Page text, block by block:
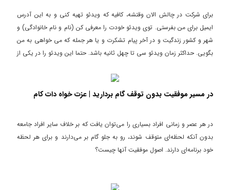
برای شرکت در چالش الان وقتشه، کافیه که ویدئو تهیه کنی و به این آدرس
ایمیل برای من بفرستی. توی ویدئو خودت را معرفی کن (نام و نام خانوادگی) و
شهر و کشور زندگیت و در آخر پیام تشکرت و یا هر جمله که می خواهی به من
بگویی. حداکثر زمان ویدئو سی تا چهل ثانیه باشد. حتما این ویدئو را در یکی از
فیلم برداری بکنی اما اگر نداشتی می توانی با همان گوشی تلفن همراه یا
تبلتت فیلم بگیری. توجه داشته باش که نسخه اصلی فیلم را برای من ایمیل
شما دوستان عزیزی که برایم ویدئو را ارسال می کنید را انتخاب می کنم و به هر
نفر 500 هزارتومان در وبسایت شارژ کیف پول تقدیم می کنم و به حساب
کاربری اون اشخاص این مبلغ اضافه می شود و می توانند برای شرکت در دوره
ارسال کن ، مشتاقانه منتظر دیدنت هستم.
در مسیر موفقیت بدون توقف گام بردارید | عزت خواه دات کام
در هر عصر و زمانی افراد بسیاری را می‌توان یافت که بر خلاف سایر افراد جامعه
بدون آنکه لحظه‌ای متوقف شوند، رو به جلو گام بر می‌دارند و برای هر لحظه
خود برنامه‌ای دارند. اصول موفقیت آنها چیست؟